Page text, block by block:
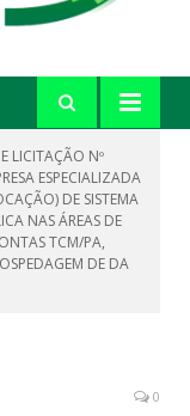
LICITAÇÃO Nº
ESPECIALIZADA
DE SISTEMA
NAS ÁREAS DE
TCM/PA,
DE DA
0